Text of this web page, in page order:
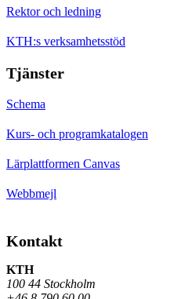
Rektor och ledning
KTH:s verksamhetsstöd
Tjänster
Schema
Kurs- och programkatalogen
Lärplattformen Canvas
Webbmejl
Kontakt
KTH
100 44 Stockholm